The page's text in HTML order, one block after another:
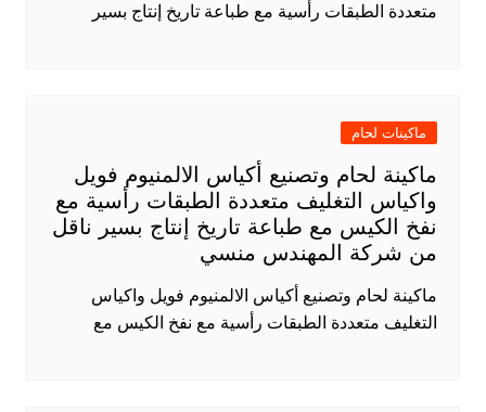
متعددة الطبقات رأسية مع طباعة تاريخ إنتاج بسير
ماكينات لحام
ماكينة لحام وتصنيع أكياس الالمنيوم فويل
واكياس التغليف متعددة الطبقات رأسية مع
نفخ الكيس مع طباعة تاريخ إنتاج بسير ناقل
من شركة المهندس منسي
ماكينة لحام وتصنيع أكياس الالمنيوم فويل واكياس
التغليف متعددة الطبقات رأسية مع نفخ الكيس مع